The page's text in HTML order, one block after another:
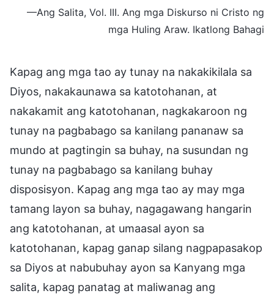
—Ang Salita, Vol. III. Ang mga Diskurso ni Cristo ng
mga Huling Araw. Ikatlong Bahagi
Kapag ang mga tao ay tunay na nakakikilala sa
Diyos, nakakaunawa sa katotohanan, at
nakakamit ang katotohanan, nagkakaroon ng
tunay na pagbabago sa kanilang pananaw sa
mundo at pagtingin sa buhay, na susundan ng
tunay na pagbabago sa kanilang buhay
disposisyon. Kapag ang mga tao ay may mga
tamang layon sa buhay, nagagawang hangarin
ang katotohanan, at umaasal ayon sa
katotohanan, kapag ganap silang nagpapasakop
sa Diyos at nabubuhay ayon sa Kanyang mga
salita, kapag panatag at maliwanag ang